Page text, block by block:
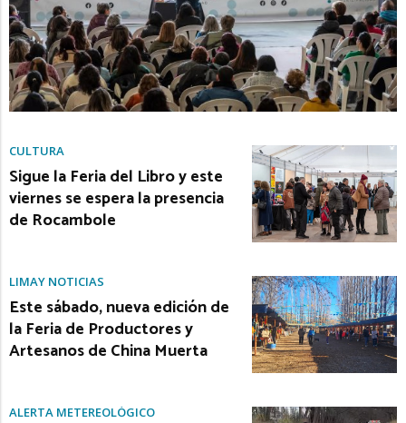
CULTURA
Sigue la Feria del Libro y este
viernes se espera la presencia
de Rocambole
LIMAY NOTICIAS
Este sábado, nueva edición de
la Feria de Productores y
Artesanos de China Muerta
ALERTA METEREOLÓGICO